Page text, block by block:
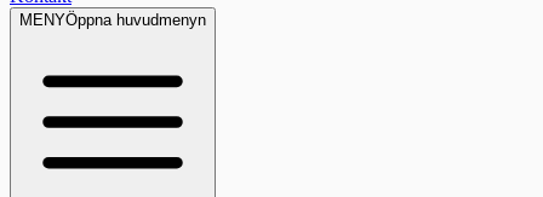
MENYÖppna huvudmenyn